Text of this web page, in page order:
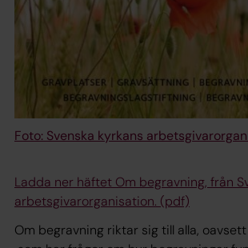
Foto: Svenska kyrkans
Ladda ner häftet Om begravning, från
arbetsgivarorganisation. (pdf)
Om begravning riktar sig till alla,